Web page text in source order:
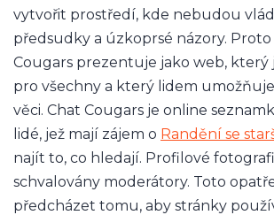
vytvořit prostředí, kde nebudou
předsudky a úzkoprsé názory. Proto
Cougars prezentuje jako web, který
pro všechny a který lidem
věci. Chat Cougars je online
lidé, jež mají zájem o Randění se
najít to, co hledají. Profilové
schvalovány moderátory. Toto
předcházet tomu, aby stránky